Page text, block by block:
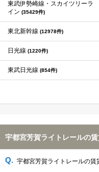
東武伊勢崎線・スカイツリーラ
イン (35429件)
東北新幹線 (12978件)
日光線 (1220件)
東武日光線 (854件)
宇都宮芳賀ライトレールの
宇都宮芳賀ライトレールの賃